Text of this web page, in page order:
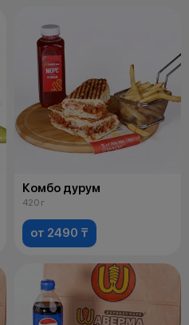
Комбо дурум
420 г
от 2490 ₸